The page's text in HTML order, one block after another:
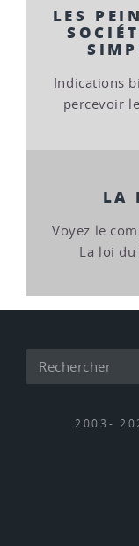
LES
Indications
percevoir
LA
Voyez le
La loi du
2003-